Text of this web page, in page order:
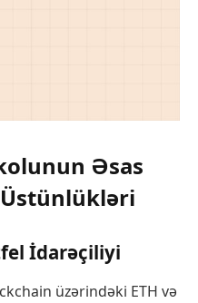
Əsas
İdarəçiliyi
üzərindəki ETH və